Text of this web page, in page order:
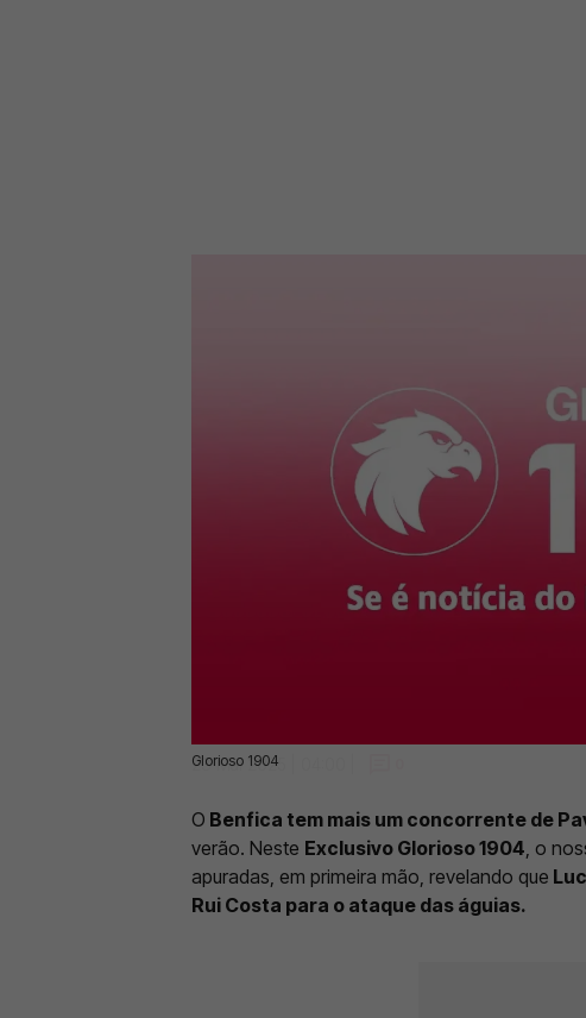
Glorioso 1904
23 Mai 2025 | 04:00 |
O Benfica tem mais um concorrente de
verão. Neste Exclusivo Glorioso 1904 , o
apuradas, em primeira mão, revelando que
Rui Costa para o ataque das águias.